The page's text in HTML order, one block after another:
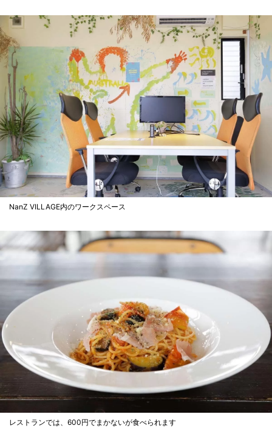
NanZ VILLAGE内のワークスペース
レストランでは、600円でまかないが食べられます